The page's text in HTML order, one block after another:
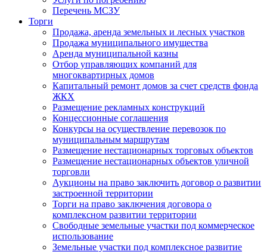
Перечень МСЗУ
Торги
Продажа, аренда земельных и лесных участков
Продажа муниципального имущества
Аренда муниципальной казны
Отбор управляющих компаний для
многоквартирных домов
Капитальный ремонт домов за счет средств фонда
ЖКХ
Размещение рекламных конструкций
Концессионные соглашения
Конкурсы на осуществление перевозок по
муниципальным маршрутам
Размещение нестационарных торговых объектов
Размещение нестационарных объектов уличной
торговли
Аукционы на право заключить договор о развитии
застроенной территории
Торги на право заключения договора о
комплексном развитии территории
Свободные земельные участки под коммерческое
использование
Земельные участки под комплексное развитие